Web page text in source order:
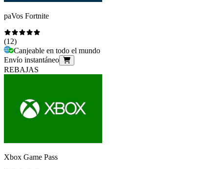
paVos Fortnite
(12)
Canjeable en todo el mundo
Envío instantáneo
REBAJAS
Xbox Game Pass